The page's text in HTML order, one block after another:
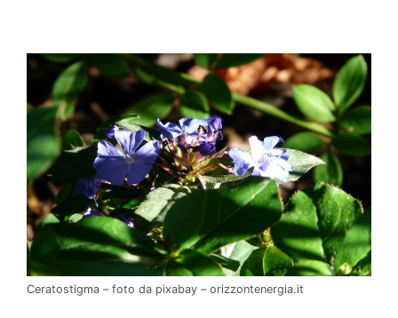
Ceratostigma – foto da pixabay – orizzontenergia.it